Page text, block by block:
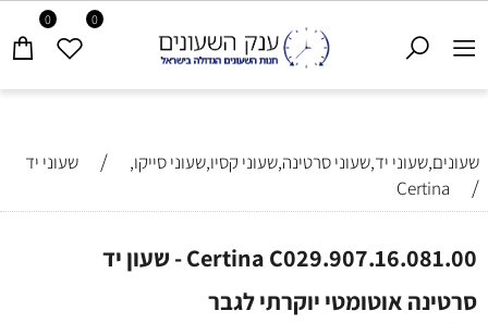
0 0
שעונים,שעוני יד,שעוני סרטינה,שעוני קסיו,שעוני סייקו, / שעוני יד
/
Certina
Certina C029.907.16.081.00 - שעון יד
סרטינה אוטומטי יוקרתי לגבר